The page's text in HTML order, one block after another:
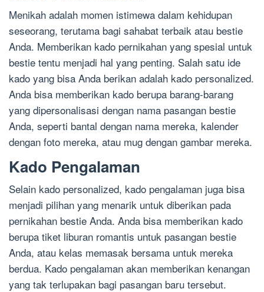
Menikah adalah momen istimewa dalam kehidupan
seseorang, terutama bagi sahabat terbaik atau bestie
Anda. Memberikan kado pernikahan yang spesial untuk
bestie tentu menjadi hal yang penting. Salah satu ide
kado yang bisa Anda berikan adalah kado personalized.
Anda bisa memberikan kado berupa barang-barang
yang dipersonalisasi dengan nama pasangan bestie
Anda, seperti bantal dengan nama mereka, kalender
dengan foto mereka, atau mug dengan gambar mereka.
Kado Pengalaman
Selain kado personalized, kado pengalaman juga bisa
menjadi pilihan yang menarik untuk diberikan pada
pernikahan bestie Anda. Anda bisa memberikan kado
berupa tiket liburan romantis untuk pasangan bestie
Anda, atau kelas memasak bersama untuk mereka
berdua. Kado pengalaman akan memberikan kenangan
yang tak terlupakan bagi pasangan baru tersebut.